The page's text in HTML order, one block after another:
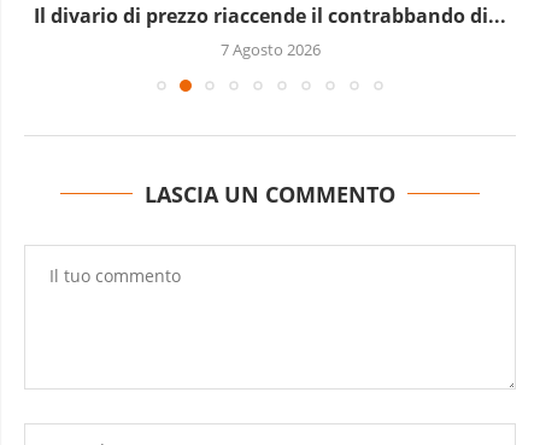
Il divario di prezzo riaccende il contrabbando di...
7 Agosto 2026
LASCIA UN COMMENTO